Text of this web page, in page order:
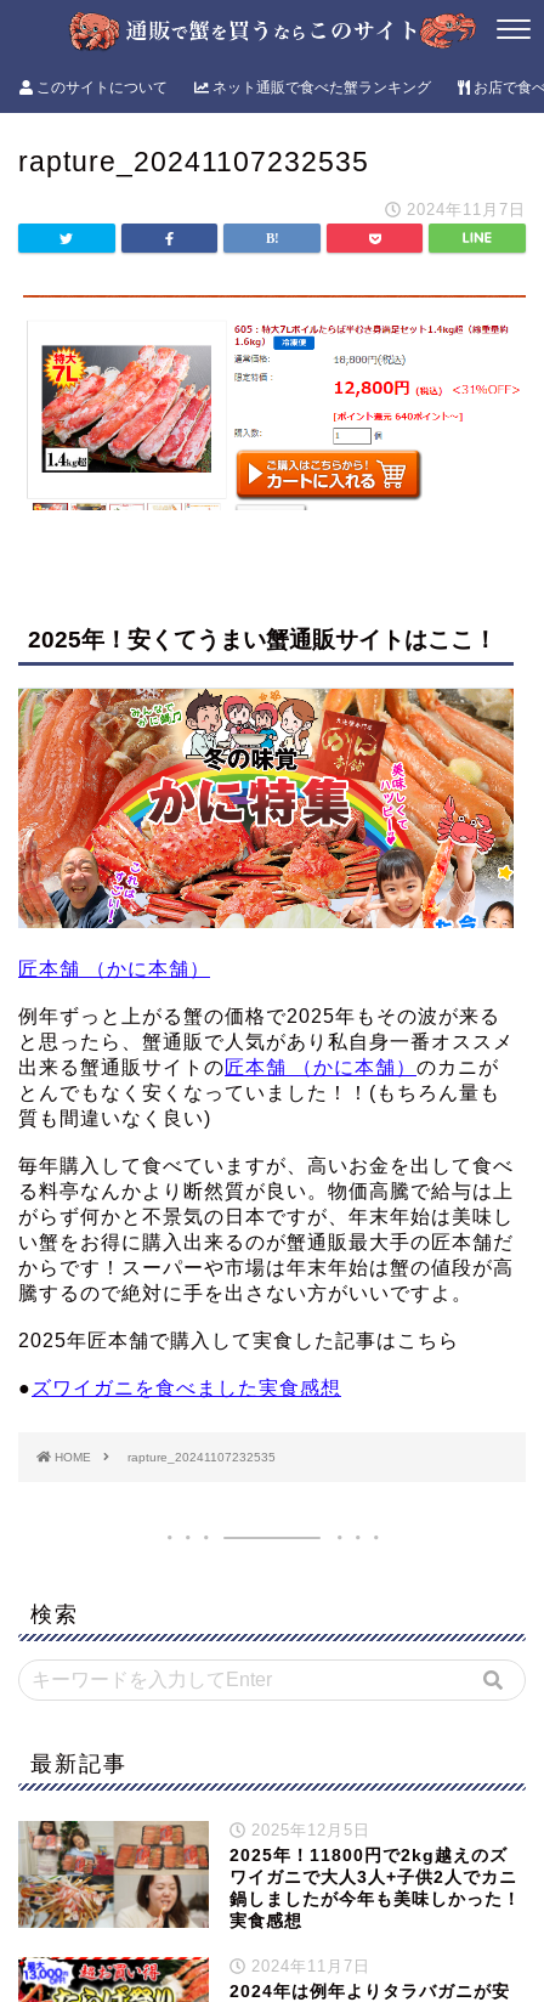
このサイトについて ネット通販で食べた蟹ランキング お店で食
rapture_20241107232535
2024年11月7日
2025年！安くてうまい蟹通販サイトはここ！
匠本舗 （かに本舗）
例年ずっと上がる蟹の価格で2025年もその波が来る
と思ったら、蟹通販で人気があり私自身一番オススメ
出来る蟹通販サイトの匠本舗 （かに本舗） のカニが
とんでもなく安くなっていました！！(もちろん量も
質も間違いなく良い)
毎年購入して食べていますが、高いお金を出して食べ
る料亭なんかより断然質が良い。物価高騰で給与は上
がらず何かと不景気の日本ですが、年末年始は美味し
い蟹をお得に購入出来るのが蟹通販最大手の匠本舗だ
からです！スーパーや市場は年末年始は蟹の値段が高
騰するので絶対に手を出さない方がいいですよ。
2025年匠本舗で購入して実食した記事はこちら
● ズワイガニを食べました実食感想
HOME rapture_20241107232535
検索
最新記事
2025年12月5日
2025年！11800円で2kg越えのズ
ワイガニで大人3人+子供2人でカニ
鍋しましたが今年も美味しかった！
実食感想
2024年11月7日
2024年は例年よりタラバガニが安